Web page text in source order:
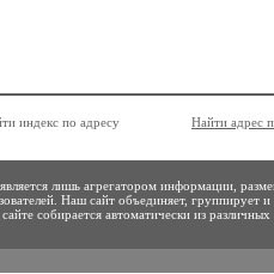
индекс по адресу Найти адрес
лишь агрегатором информации,
Наш сайт объединяет,
собирается автоматически из